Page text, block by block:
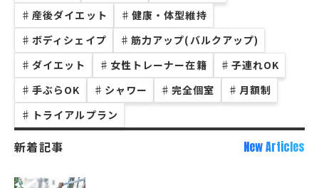
♯ 産後ダイエット ♯ 健康・体型維持
♯ ボディシェイプ ♯ 筋力アップ(バルクアップ)
♯ ダイエット ♯ 女性トレーナー在籍 ♯ 子連れOK
♯ 手ぶらOK ♯ シャワー ♯ 完全個室 ♯ 月額制
♯ トライアルプラン
新着記事 New Articles